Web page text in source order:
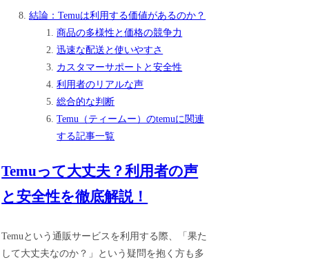
結論：Temuは利用する価値があるのか？
商品の多様性と価格の競争力
迅速な配送と使いやすさ
カスタマーサポートと安全性
利用者のリアルな声
総合的な判断
Temu（ティームー）のtemuに関連
する記事一覧
Temuって大丈夫？利用者の声
と安全性を徹底解説！
Temuという通販サービスを利用する際、「果た
して大丈夫なのか？」という疑問を抱く方も多